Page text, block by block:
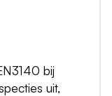
bij
uit,